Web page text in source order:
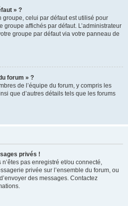
» ?
groupe, celui par défaut est utilisé pour
groupe affichés par défaut. L’administrateur
groupe par défaut via votre panneau de
forum » ?
de l’équipe du forum, y compris les
que d’autres détails tels que les forums
privés !
n’êtes pas enregistré et/ou connecté,
privée sur l’ensemble du forum, ou
des messages. Contactez